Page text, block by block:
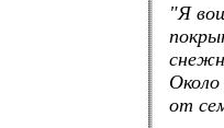
"Я
от